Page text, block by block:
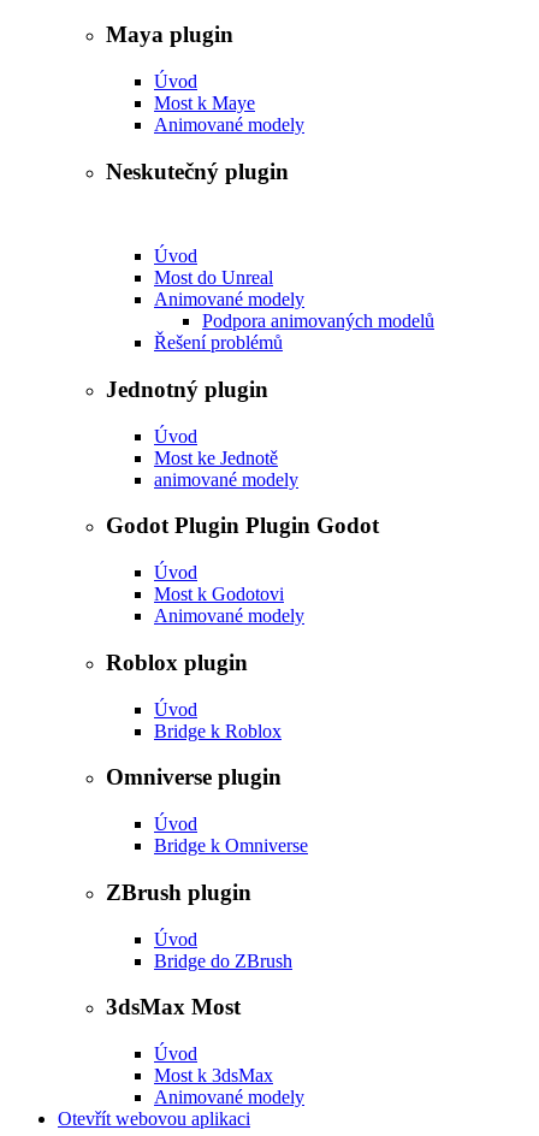
Maya plugin
Úvod
Most k Maye
Animované modely
Neskutečný plugin
Úvod
Most do Unreal
Animované modely
Podpora animovaných modelů
Řešení problémů
Jednotný plugin
Úvod
Most ke Jednotě
animované modely
Godot Plugin Plugin Godot
Úvod
Most k Godotovi
Animované modely
Roblox plugin
Úvod
Bridge k Roblox
Omniverse plugin
Úvod
Bridge k Omniverse
ZBrush plugin
Úvod
Bridge do ZBrush
3dsMax Most
Úvod
Most k 3dsMax
Animované modely
Otevřít webovou aplikaci